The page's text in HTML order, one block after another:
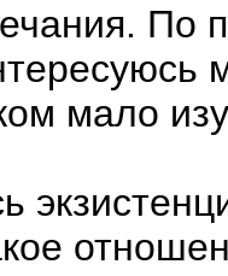
По
мало